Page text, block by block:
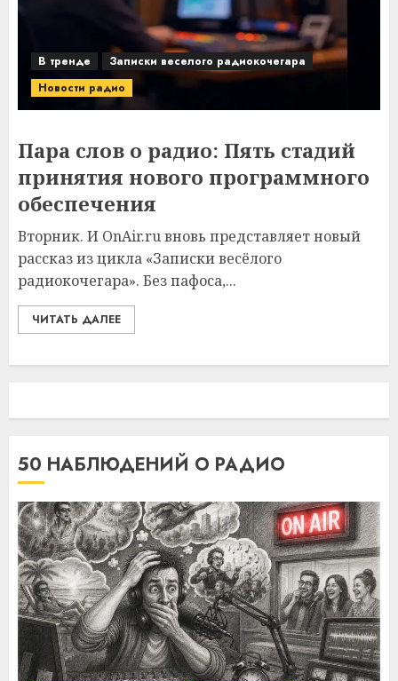
В тренде
Записки веселого радиокочегара
Новости радио
Пара слов о радио: Пять стадий
принятия нового программного
обеспечения
Вторник. И OnAir.ru вновь представляет новый
рассказ из цикла «Записки весёлого
радиокочегара». Без пафоса,...
ЧИТАТЬ ДАЛЕЕ
50 НАБЛЮДЕНИЙ О РАДИО